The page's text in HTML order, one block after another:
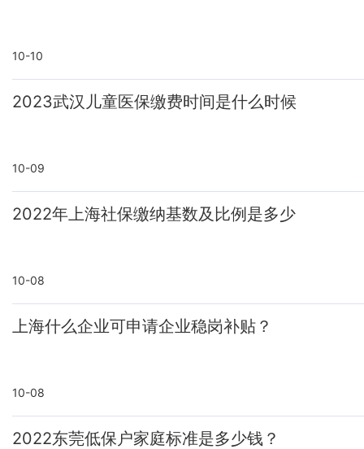
10-10
2023武汉儿童医保缴费时间是什么时候
10-09
2022年上海社保缴纳基数及比例是多少
10-08
上海什么企业可申请企业稳岗补贴？
10-08
2022东莞低保户家庭标准是多少钱？